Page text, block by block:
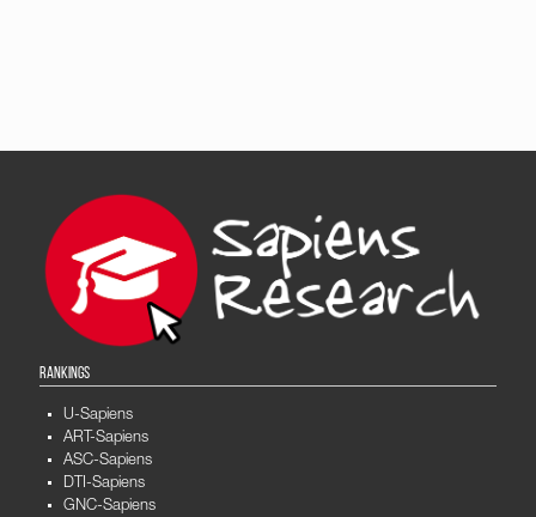
RANKINGS
U-Sapiens
ART-Sapiens
ASC-Sapiens
DTI-Sapiens
GNC-Sapiens